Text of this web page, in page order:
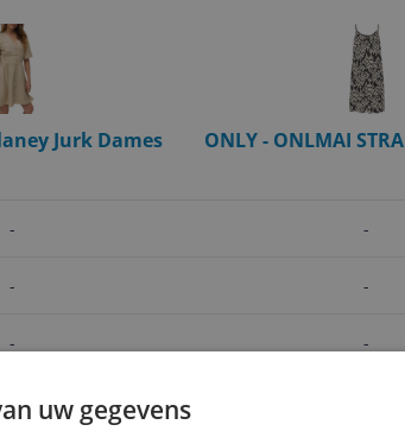
Jurk Dames
-
-
-
ONLY - ONLMAI
-
-
-
uw gegevens